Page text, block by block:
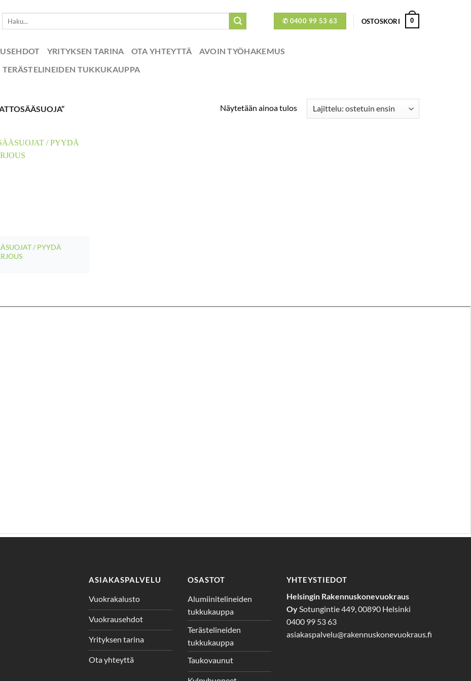
✆ 0400 99 53 63 OSTOSKORI 0
YRITYKSEN TARINA OTA YHTEYTTÄ
AVOIN TYÖHAKEMUS
TERÄSTELINEIDEN TUKKUKAUPPA
Näytetään ainoa tulos
/ PYYDÄ
ASIAKASPALVELU
Vuokrakalusto
Vuokrausehdot
Yrityksen tarina
Ota yhteyttä
OSASTOT
Alumiinitelineiden
tukkukauppa
Terästelineiden
tukkukauppa
Taukovaunut
YHTEYSTIEDOT
Helsingin Rakennuskonevuokraus
OySotungintie 449, 00890 Helsinki
0400 99 53 63
asiakaspalvelu@rakennuskonevuokraus.fi